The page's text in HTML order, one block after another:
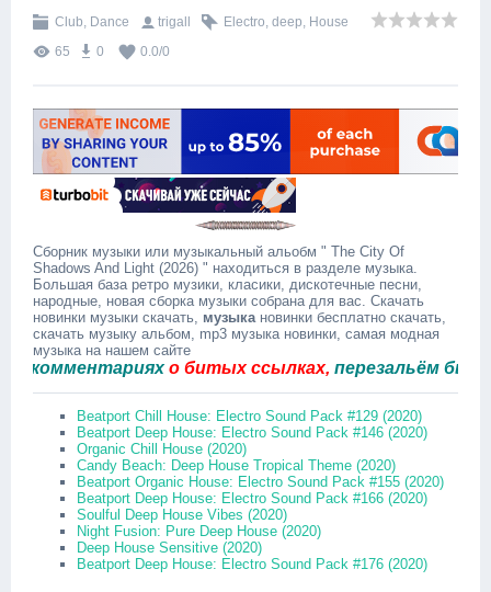
Club, Dance trigall Electro, deep, House
65
0 0.0/0
Сборник музыки или музыкальный альобм " The City Of
Shadows And Light (2026) " находиться в разделе музыка.
Большая база ретро музики, класики, дискотечные песни,
народные, новая сборка музыки собрана для вас. Скачать
новинки музыки скачать, музыкановинки бесплатно скачать,
скачать музыку альбом, mp3 музыка новинки, самая модная
музыка на нашем сайте
о битых ссылках,перезальём быстро.
Beatport Chill House: Electro Sound Pack #129 (2020)
Beatport Deep House: Electro Sound Pack #146 (2020)
Organic Chill House (2020)
Candy Beach: Deep House Tropical Theme (2020)
Beatport Organic House: Electro Sound Pack #155 (2020)
Beatport Deep House: Electro Sound Pack #166 (2020)
Soulful Deep House Vibes (2020)
Night Fusion: Pure Deep House (2020)
Deep House Sensitive (2020)
Beatport Deep House: Electro Sound Pack #176 (2020)